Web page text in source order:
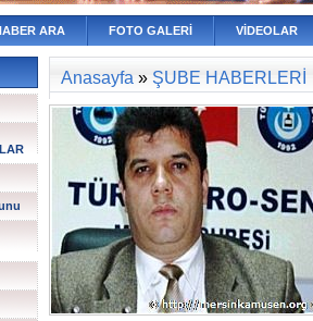
ARA FOTO GALERİ VİDEOLAR
Anasayfa » ŞUBE HABERLERİ